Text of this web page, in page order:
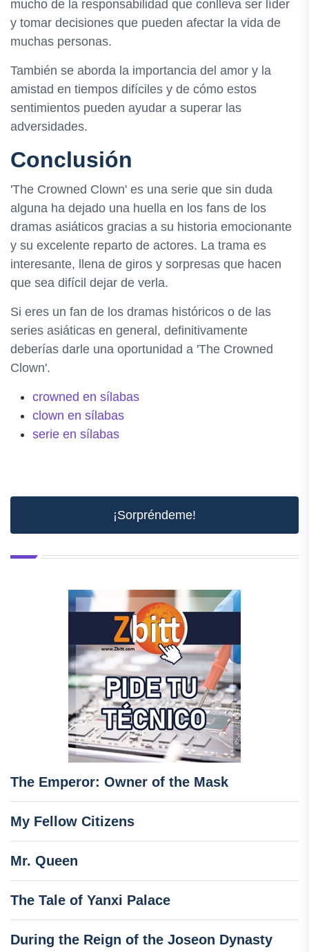
mucho de la responsabilidad que conlleva ser líder
y tomar decisiones que pueden afectar la vida de
muchas personas.
También se aborda la importancia del amor y la
amistad en tiempos difíciles y de cómo estos
sentimientos pueden ayudar a superar las
adversidades.
Conclusión
'The Crowned Clown' es una serie que sin duda
alguna ha dejado una huella en los fans de los
dramas asiáticos gracias a su historia emocionante
y su excelente reparto de actores. La trama es
interesante, llena de giros y sorpresas que hacen
que sea difícil dejar de verla.
Si eres un fan de los dramas históricos o de las
series asiáticas en general, definitivamente
deberías darle una oportunidad a 'The Crowned
Clown'.
crowned en sílabas
clown en sílabas
serie en sílabas
¡Sorpréndeme!
The Emperor: Owner of the Mask
My Fellow Citizens
Mr. Queen
The Tale of Yanxi Palace
During the Reign of the Joseon Dynasty